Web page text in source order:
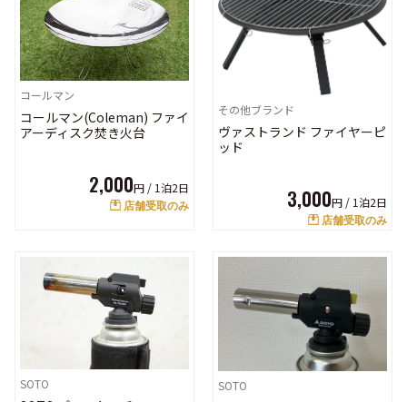
コールマン
コールマン(Coleman) ファイ
アーディスク焚き火台
2,000円 / 1泊2日
店舗受取のみ
その他ブランド
ヴァストランド ファイヤーピ
ッド
3,000円 / 1泊2日
店舗受取のみ
SOTO SOTO